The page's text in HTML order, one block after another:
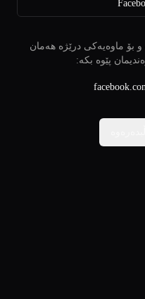
و بۆ ماوەیەکی درێژە هەمان
پێوە بکە: